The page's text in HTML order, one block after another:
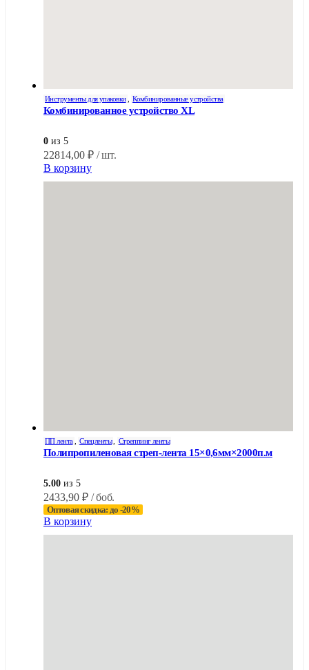
Инструменты для упаковки Комбинированные устройства
Комбинированное устройство XL
0 из 5
22814,00 ₽ / шт.
В корзину
ПП лента Спецленты Стреппинг ленты
Полипропиленовая стреп-лента 15×0,6мм×2000п.м
5.00 из 5
2433,90 ₽ / боб.
Оптовая скидка: до -20%
В корзину